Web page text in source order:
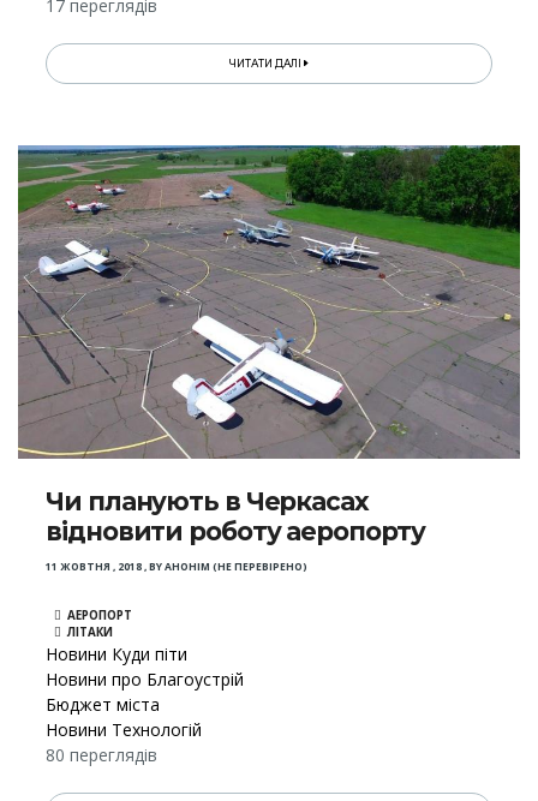
17 переглядів
ЧИТАТИ ДАЛІ
Чи планують в Черкасах
відновити роботу аеропорту
11 ЖОВТНЯ , 2018,BYАНОНІМ (НЕ ПЕРЕВІРЕНО)
АЕРОПОРТ
ЛІТАКИ
Новини Куди піти
Новини про Благоустрій
Бюджет міста
Новини Технологій
80 переглядів